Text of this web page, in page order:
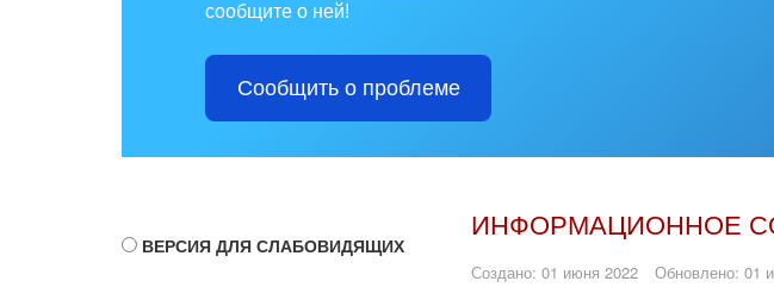
сообщите о ней!
Сообщить о проблеме
ИНФОРМАЦИОННОЕ
Создано: 01 июня 2022 Обновлено: 01
ВЕРСИЯ ДЛЯ СЛАБОВИДЯЩИХ